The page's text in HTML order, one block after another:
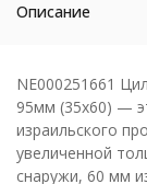
Описание
NE000251661
95мм (35х60) —
израильского
увеличенной
снаружи, 60 мм